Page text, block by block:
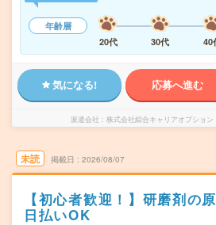
年齢層
20代
30代 40
気になる! 応募へ進む
派遣会社 株式会社綜合キャリアオプショ
未読 掲載日 2026/08/07
【初心者歓迎！】研磨剤の
日払いOK